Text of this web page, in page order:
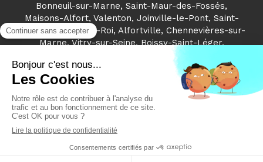
Bonneuil-sur-Marne, Saint-Maur-des-Fossés,
Maisons-Alfort, Valenton, Joinville-le-Pont, Saint-
Maurice, Choisy-le-Roi, Alfortville, Chennevières-sur-
Marne, Vitry-sur-Seine, Boissy-Saint-Léger,
Mentions légales
©2018 PODINA - Rénovation intérieure
Création et référencement du site par Simplébo